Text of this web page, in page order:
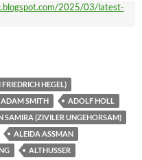
2025/03/latest-
HEGEL)
ADAM SMITH
ADOLF HOLL
SAMIRA (ZIVILER UNGEHORSAM)
ALEIDA ASSMAN
ALTHUSSER